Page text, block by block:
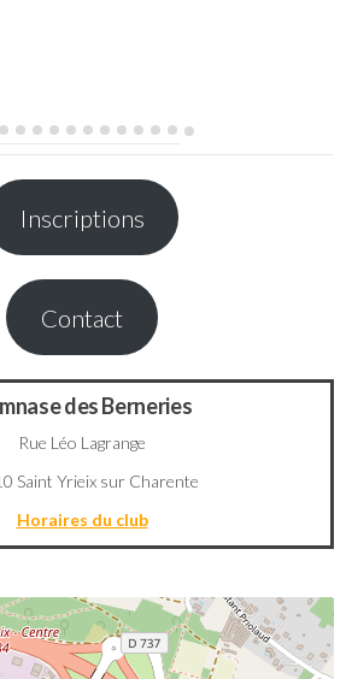
Inscriptions
Contact
des Berneries
Rue Léo Lagrange
Saint Yrieix sur Charente
Horaires du club